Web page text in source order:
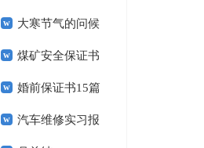
求职信精选15篇
大寒节气的问候
祝福语煤矿安全保证书
(15篇)婚前保证书15篇
汽车维修实习报